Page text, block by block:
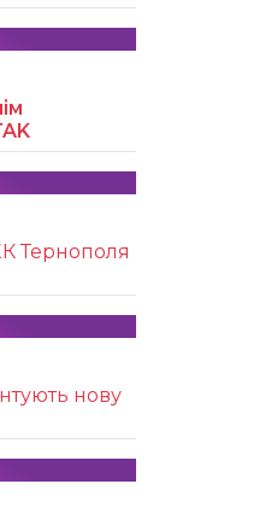
Тернополя
нову